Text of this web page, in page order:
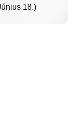
18.)